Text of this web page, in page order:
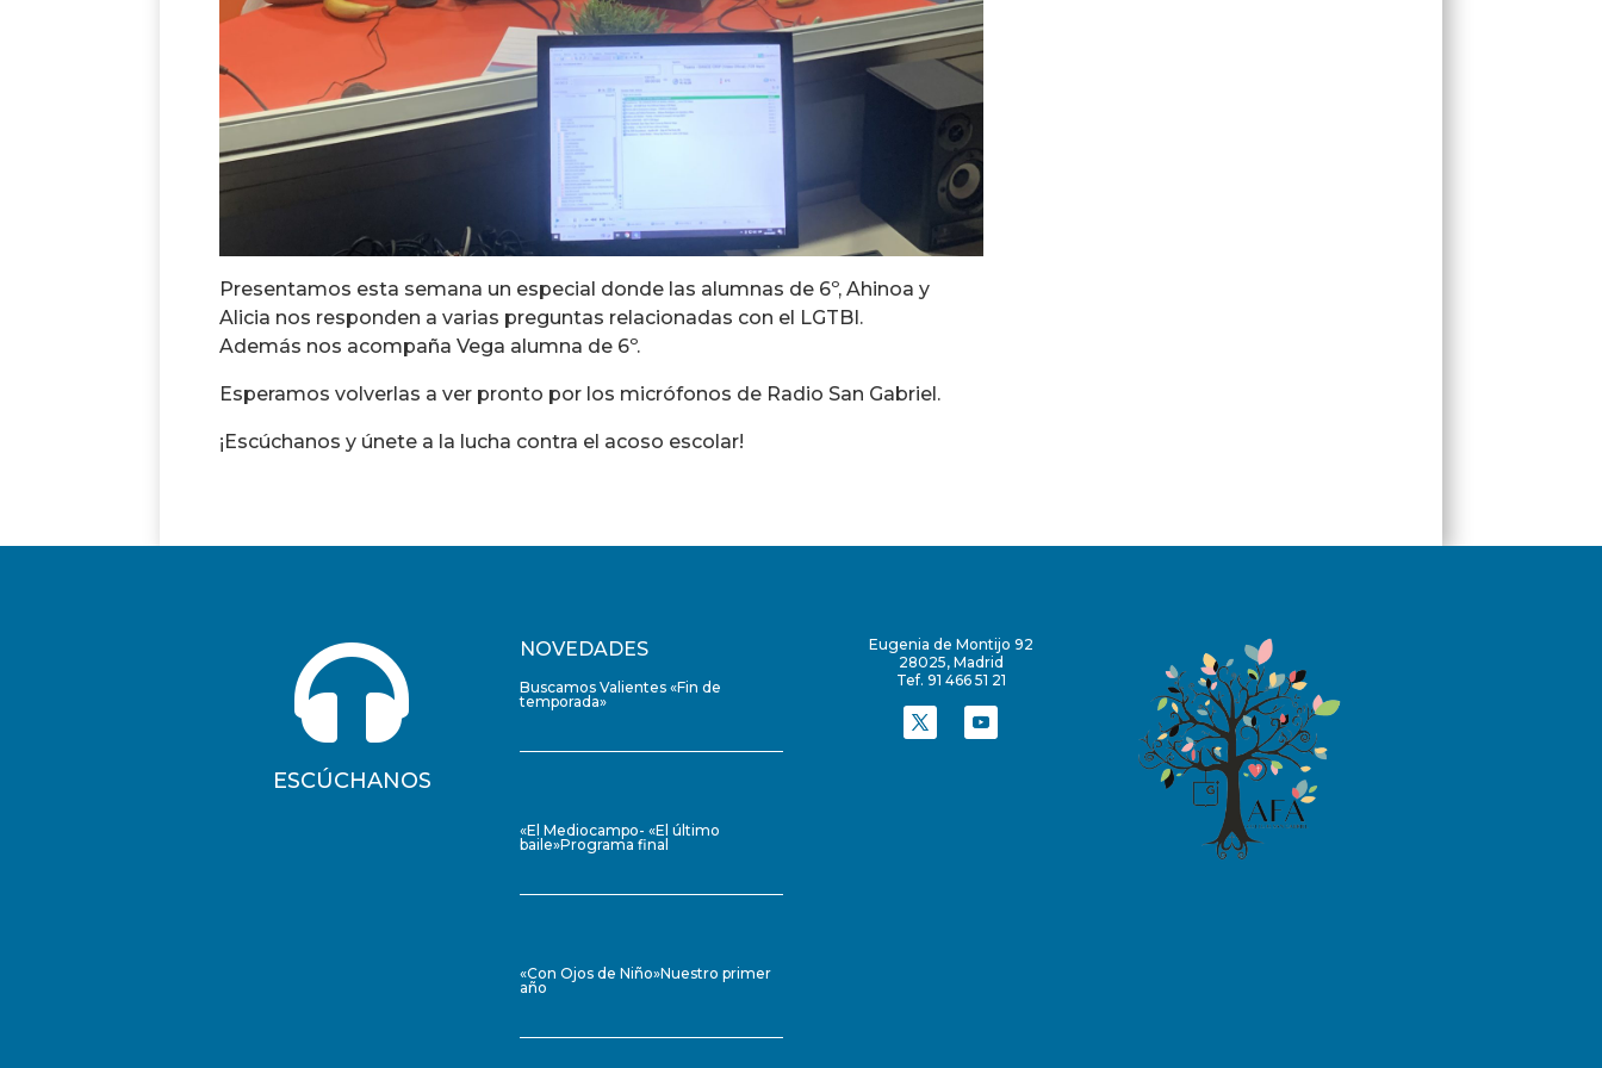
Presentamos esta semana un especial donde las alumnas de 6º, Ahinoa y
Alicia nos responden a varias preguntas relacionadas con el LGTBI.
Además nos acompaña Vega alumna de 6º.
Esperamos volverlas a ver pronto por los micrófonos de Radio San Gabriel.
¡Escúchanos y únete a la lucha contra el acoso escolar!

ESCÚCHANOS
NOVEDADES
Buscamos Valientes «Fin de
temporada»
«El Mediocampo- «El último
baile»Programa final
«Con Ojos de Niño»Nuestro primer
año
Eugenia de Montijo 92
28025, Madrid
Tef. 91 466 51 21